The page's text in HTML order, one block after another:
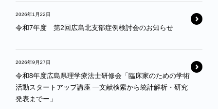
2026年1月22日
令和7年度 第2回広島北支部症例検討会のお知らせ
2026年9月27日
令和8年度広島県理学療法士研修会「臨床家のための学術
活動スタートアップ講座 ―文献検索から統計解析・研究
発表までー」